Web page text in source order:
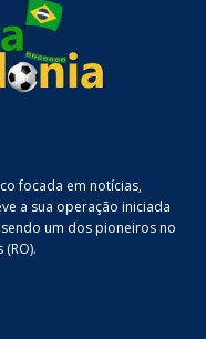
focada em notícias,
a sua operação iniciada
um dos pioneiros no